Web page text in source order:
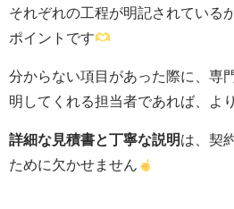
それぞれの工程が明記されている
ポイントです
分からない項目があった際に、専
明してくれる担当者であれば、よ
詳細な見積書と丁寧な説明は、契
ために欠かせません